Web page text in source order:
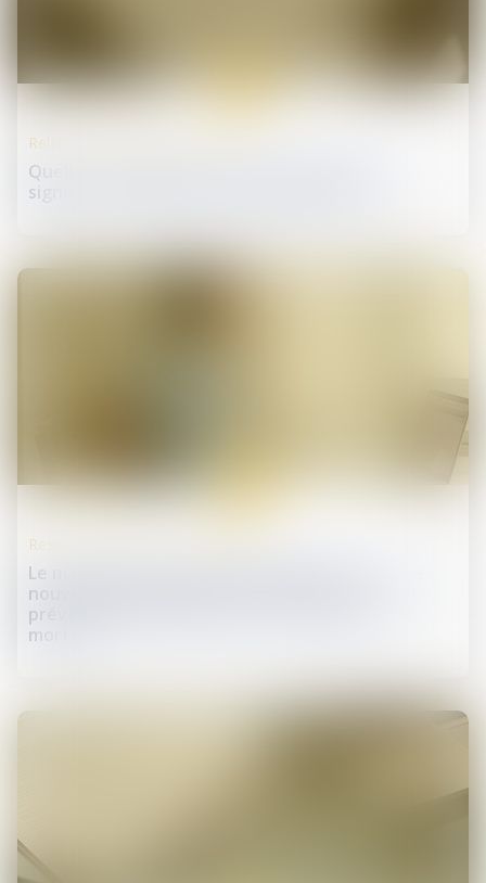
Quelles conséquences si un salarié refuse de
signer son contrat à durée déterminée ?
Relation individuelles au travail
Le ministère du Travail et de l’Emploi lance une
nouvelle campagne afin de renforcer la
prévention des accidents du travail graves et
mortels
Responsabilité accident du travail